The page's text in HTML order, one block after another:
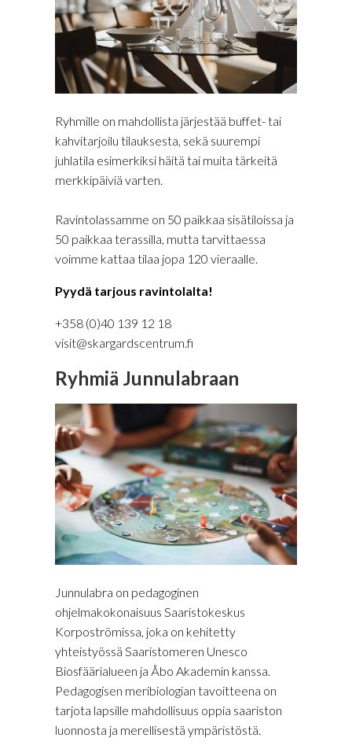
Ryhmille on mahdollista järjestää buffet- tai
kahvitarjoilu tilauksesta, sekä suurempi
juhlatila esimerkiksi häitä tai muita tärkeitä
merkkipäiviä varten.
Ravintolassamme on 50 paikkaa sisätiloissa ja
50 paikkaa terassilla, mutta tarvittaessa
voimme kattaa tilaa jopa 120 vieraalle.
Pyydä tarjous ravintolalta!
+358 (0)40 139 12 18
visit@skargardscentrum.fi
Ryhmiä Junnulabraan
Junnulabra on pedagoginen
ohjelmakokonaisuus Saaristokeskus
Korpoströmissa, joka on kehitetty
yhteistyössä Saaristomeren Unesco
Biosfäärialueen ja Åbo Akademin kanssa.
Pedagogisen meribiologian tavoitteena on
tarjota lapsille mahdollisuus oppia saariston
luonnosta ja merellisestä ympäristöstä.